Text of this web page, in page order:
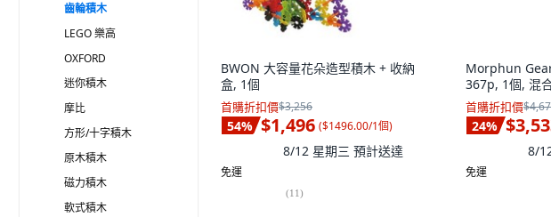
齒輪積木
LEGO 樂高
OXFORD
迷你積木
摩比
方形/十字積木
原木積木
磁力積木
軟式積木
BWON 大容量花朵造型積木 + 收納
盒, 1個
首購折扣價$3,256
54% $1,496 ($1496.00/1個)
8/12 星期三 預計送達
免運
(11)
Morphun
367p, 1個, 混
首購折扣價
24%
8/
免運